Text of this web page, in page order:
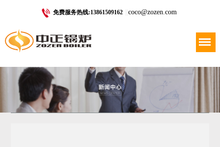
免费服务热线:13861509162 coco@zozen.com
Menu